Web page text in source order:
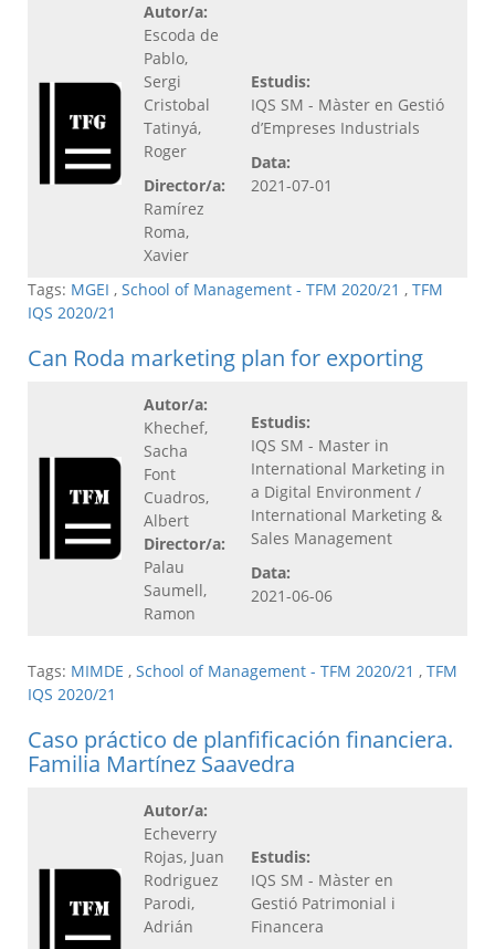
Autor/a:
Escoda de
Pablo,
Sergi
Cristobal
Tatinyá,
Roger
Director/a:
Ramírez
Roma,
Xavier
Estudis:
IQS SM - Màster en Gestió
d’Empreses Industrials
Data:
2021-07-01
Tags: MGEI , School of Management - TFM 2020/21 , TFM
IQS 2020/21
Can Roda marketing plan for exporting
Autor/a:
Khechef,
Sacha
Font
Cuadros,
Albert
Director/a:
Palau
Saumell,
Ramon
Estudis:
IQS SM - Master in
International Marketing in
a Digital Environment /
International Marketing &
Sales Management
Data:
2021-06-06
Tags: MIMDE , School of Management - TFM 2020/21 , TFM
IQS 2020/21
Caso práctico de planfificación financiera.
Familia Martínez Saavedra
Autor/a:
Echeverry
Rojas, Juan
Rodriguez
Parodi,
Adrián
Estudis:
IQS SM - Màster en
Gestió Patrimonial i
Financera